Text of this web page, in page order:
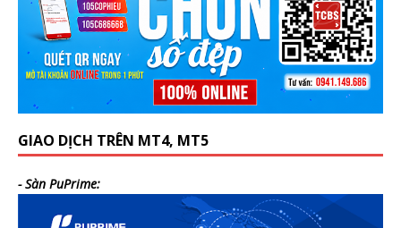
GIAO DỊCH TRÊN MT4, MT5
- Sàn PuPrime: